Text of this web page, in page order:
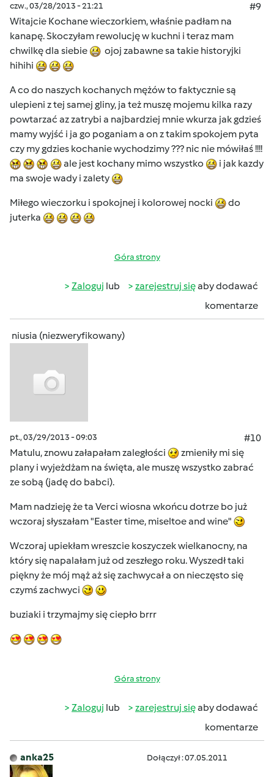
czw., 03/28/2013 - 21:21
#9
Witajcie Kochane wieczorkiem, właśnie padłam na
kanapę. Skoczyłam rewolucję w kuchni i teraz mam
chwilkę dla siebie
ojoj zabawne sa takie historyjki
hihihi
A co do naszych kochanych mężów to faktycznie są
ulepieni z tej samej gliny, ja też muszę mojemu kilka razy
powtarzać az zatrybi a najbardziej mnie wkurza jak gdzieś
mamy wyjść i ja go poganiam a on z takim spokojem pyta
czy my gdzies kochanie wychodzimy ??? nic nie mówiłaś !!!!
ale jest kochany mimo wszystko
i jak kazdy
ma swoje wady i zalety
Miłego wieczorku i spokojnej i kolorowej nocki
do
juterka
Góra strony
Zaloguj lub zarejestruj sięaby dodawać
komentarze
niusia (niezweryfikowany)
pt., 03/29/2013 - 09:03
#10
Matulu, znowu załapałam zaległości
zmieniły mi się
plany i wyjeżdżam na święta, ale muszę wszystko zabrać
ze sobą (jadę do babci).
Mam nadzieję że ta Verci wiosna wkońcu dotrze bo już
wczoraj słyszałam "Easter time, miseltoe and wine"
Wczoraj upiekłam wreszcie koszyczek wielkanocny, na
który się napalałam już od zeszłego roku. Wyszedł taki
piękny że mój mąż aż się zachwycał a on nieczęsto się
czymś zachwyci
buziaki i trzymajmy się ciepło brrr
Góra strony
Zaloguj lub zarejestruj sięaby dodawać
komentarze
anka25 Dołączył : 07.05.2011